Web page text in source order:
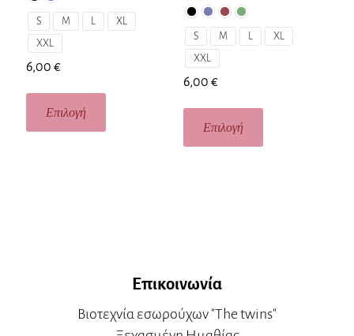
S M
XL
XXL
6,00 €
Επιλογή
S M
XL
XXL
6,00 €
Επιλογή
Επικοινωνία
Βιοτεχνία εσωρούχων "The twins"